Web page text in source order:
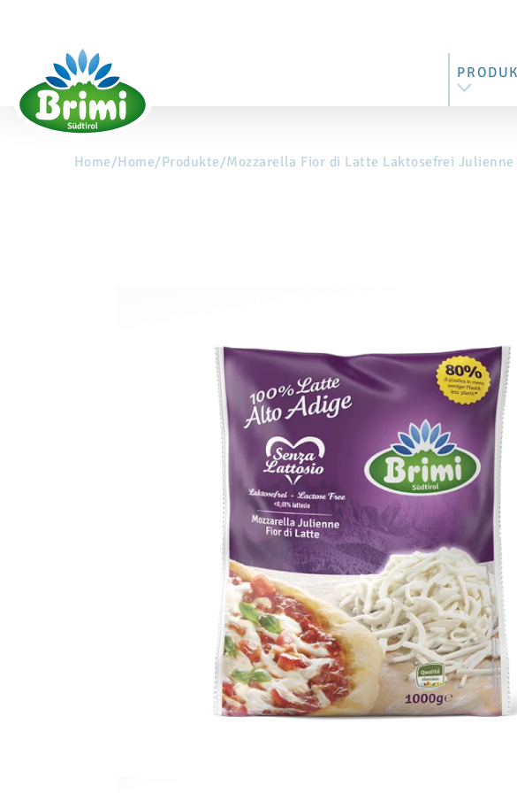
ALLE
Home/Home/Produkte/Mozzarella Fior di Latte Laktosefrei